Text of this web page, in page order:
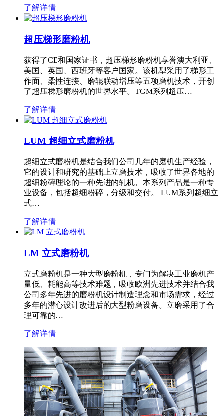
了解详情
超压梯形磨粉机
获得了CE和国家证书，超压梯形磨粉机享誉澳大利亚、
美国、英国、西班牙等客户国家。该机型采用了梯形工
作面、柔性连接、磨辊联动增压等五项磨机技术，开创
了超压梯形磨粉机的世界水平。TGM系列超压…
了解详情
LUM 超细立式磨粉机
超细立式磨粉机是结合我们公司几年的磨机生产经验，
它的设计和研究的基础上立磨技术，吸收了世界各地的
超细粉碎理论的一种先进的轧机。本系列产品是一种专
业设备，包括超细粉碎，分级和交付。 LUM系列超细立
式…
了解详情
LM 立式磨粉机
立式磨粉机是一种大型磨粉机，专门为解决工业磨机产
量低、耗能高等技术难题，吸收欧洲先进技术并结合我
公司多年先进的磨粉机设计制造理念和市场需求，经过
多年的潜心设计改进后的大型粉磨设备。立磨采用了合
理可靠的…
了解详情